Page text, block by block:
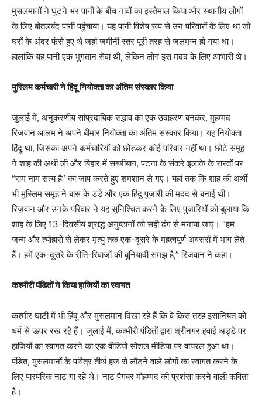
मुसलमानों ने घुटने भर पानी के बीच नावों का इस्तेमाल किया और स्थानीय लोगों
के लिए बोतलबंद पानी पहुंचाया। यह पानी विशेष रूप से उन परिवारों के लिए था जो
घरों के अंदर फंसे हुए थे जहां जमीनी स्तर पूरी तरह से जलमग्न हो गया था।
हालांकि यह पानी एक भुगतान सेवा थी, लेकिन लोग इस मदद के लिए आभारी थे।
मुस्लिम कर्मचारी ने हिंदू नियोक्ता का अंतिम संस्कार किया
जुलाई में, अनुकरणीय सांप्रदायिक सद्भाव का एक उदाहरण बनकर, मुहम्मद
रिजवान आलम ने अपने बीमार नियोक्ता का अंतिम संस्कार किया। यह नियोक्ता
हिंदू था, जिसका अपने कर्मचारियों को छोड़कर कोई परिवार नहीं था। छोटे समूह
ने शाह की अर्थी ली और बिहार में सब्जीबाग, पटना के संकरे इलाके के रास्तों पर
“राम नाम सत्य है” का जाप करते हुए शमशान ले गए। यहां तक कि शाह की अर्थी
भी मुस्लिम समूह ने बांस के डंडे और एक हिंदू पुजारी की मदद से बनाई थी।
रिज़वान और उनके परिवार ने यह सुनिश्चित करने के लिए पुजारियों को बुलाया कि
शाह के लिए 13-दिवसीय श्राद्ध अनुष्ठानों को सही ढंग से मनाया जाए। “हम
जन्म और त्योहारों से लेकर मृत्यु तक एक-दूसरे के महत्वपूर्ण अवसरों में भाग लेते
हैं। हमें एक-दूसरे के रीति-रिवाजों की बुनियादी समझ है,” रिजवान ने कहा।
कश्मीरी पंडितों ने किया हाजियों का स्वागत
कश्मीर घाटी में भी हिंदू और मुसलमान दिखा रहे हैं कि वे किस तरह इंसानियत को
धर्म से ऊपर रख रहे हैं। जुलाई में, कश्मीरी पंडितों द्वारा श्रीनगर हवाई अड्डे पर
हाजियों का स्वागत करने का एक वीडियो सोशल मीडिया पर वायरल हुआ था।
पंडित, मुसलमानों के पवित्र तीर्थ हज से लौटने वाले लोगों का स्वागत करने के
लिए पारंपरिक नाट गा रहे थे। नाट पैगंबर मोहम्मद की प्रशंसा करने वाली कविता
है।